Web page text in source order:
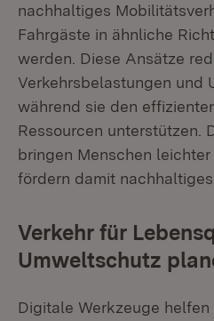
nachhaltiges
Fahrgäste in ähnliche
werden. Diese Ansätze
Verkehrsbelastungen und
während sie den
Ressourcen unterstützen.
bringen Menschen leichter
fördern damit nachhaltiges
Verkehr für
Umweltschutz
Digitale Werkzeuge helfen